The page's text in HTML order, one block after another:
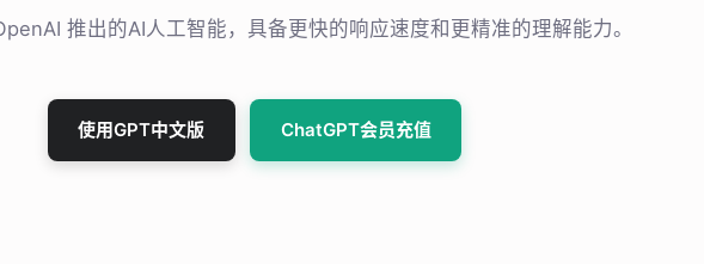
推出的AI人工智能，具备更快的响应速度和更精准的理解能力。
使用GPT中文版 ChatGPT会员充值